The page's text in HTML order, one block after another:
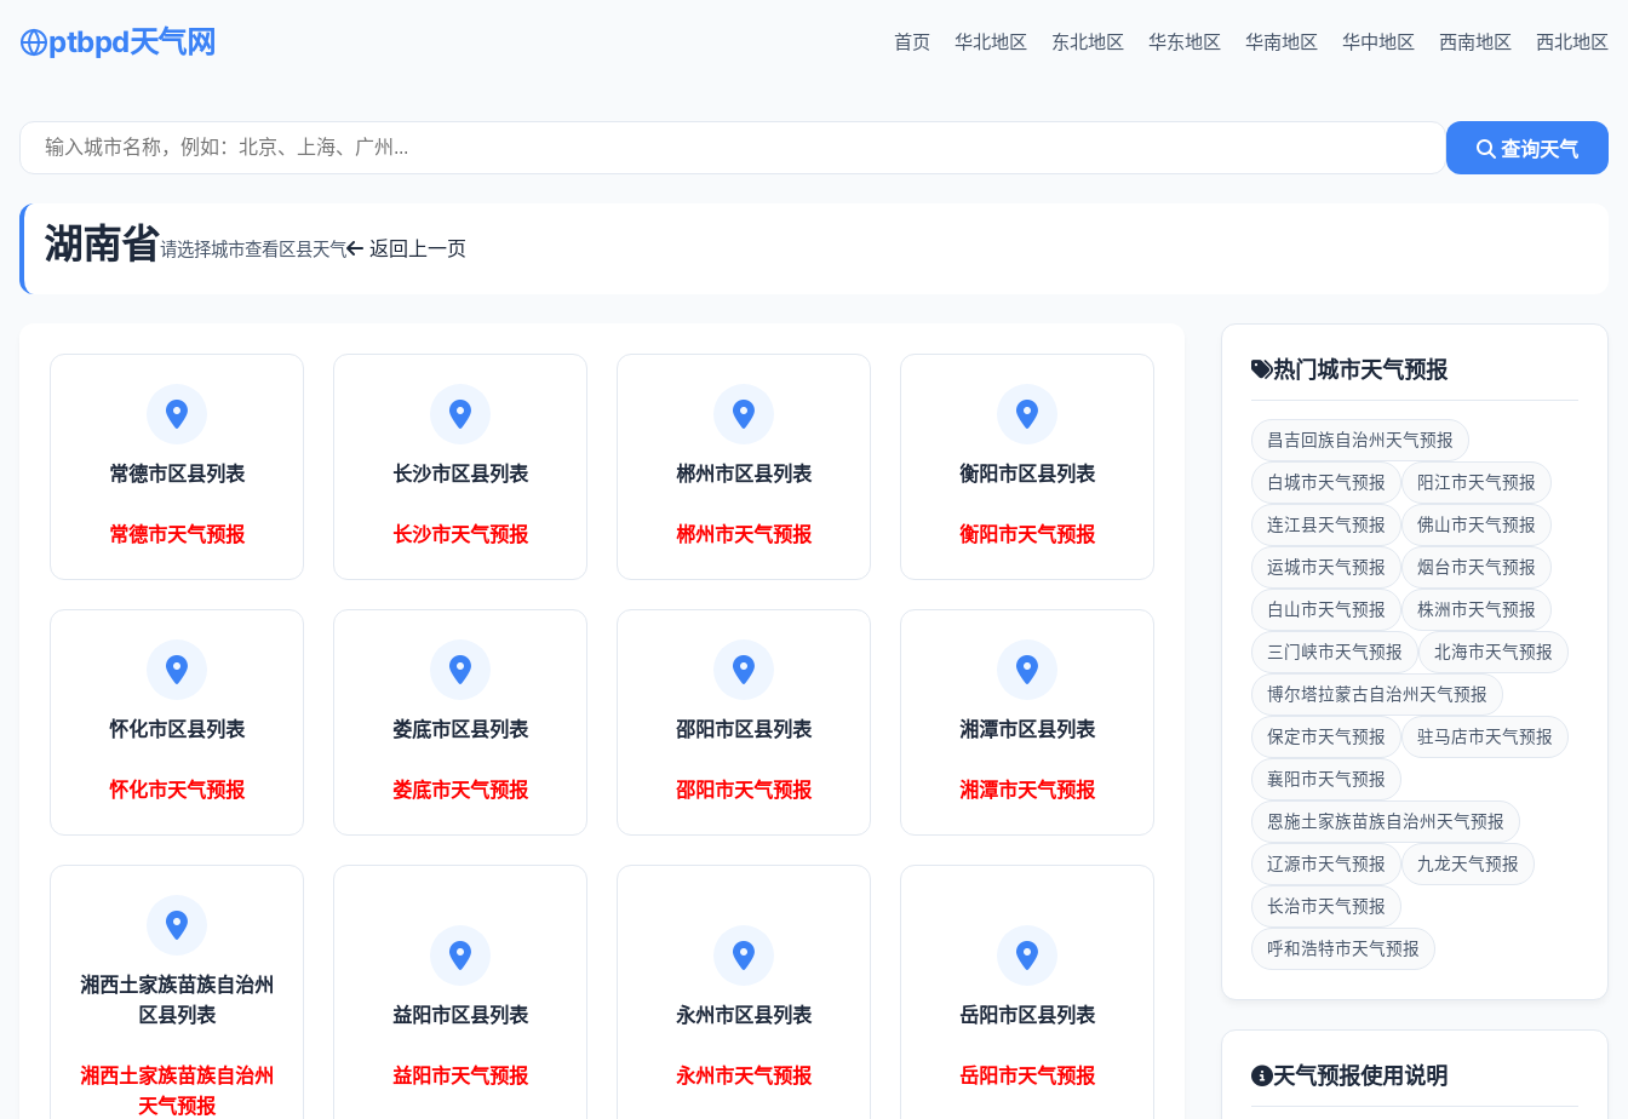
ptbpd天气网 首页 华北地区 东北地区 华东地区 华南地区 华中地区 西南地区 西北地区
查询天气
湖南省请选择城市查看区县天气 返回上一页
常德市区县列表
常德市天气预报
长沙市区县列表
长沙市天气预报
郴州市区县列表
郴州市天气预报
衡阳市区县列表
衡阳市天气预报
怀化市区县列表
怀化市天气预报
娄底市区县列表
娄底市天气预报
邵阳市区县列表
邵阳市天气预报
湘潭市区县列表
湘潭市天气预报
湘西土家族苗族自治州
区县列表
湘西土家族苗族自治州
天气预报
益阳市区县列表
益阳市天气预报
永州市区县列表
永州市天气预报
岳阳市区县列表
岳阳市天气预报
热门城市天气预报
昌吉回族自治州天气预报
白城市天气预报 阳江市天气预报
连江县天气预报 佛山市天气预报
运城市天气预报 烟台市天气预报
白山市天气预报 株洲市天气预报
三门峡市天气预报 北海市天气预报
博尔塔拉蒙古自治州天气预报
保定市天气预报 驻马店市天气预报
襄阳市天气预报
恩施土家族苗族自治州天气预报
辽源市天气预报 九龙天气预报
长治市天气预报
呼和浩特市天气预报
天气预报使用说明